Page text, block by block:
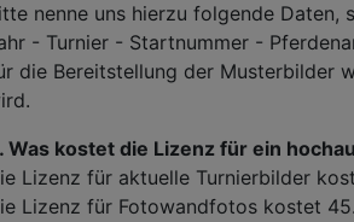
nenne uns hierzu folgende Daten,
- Turnier - Startnummer -
die Bereitstellung der Musterbilder
Was kostet die Lizenz für ein
Lizenz für aktuelle Turnierbilder
Lizenz für Fotowandfotos kostet